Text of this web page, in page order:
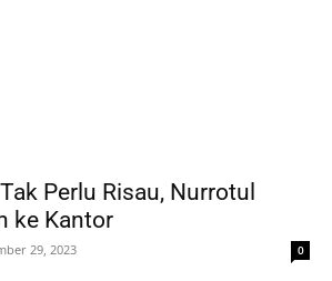
Perlu Risau, Nurrotul
ke Kantor
29, 2023 0